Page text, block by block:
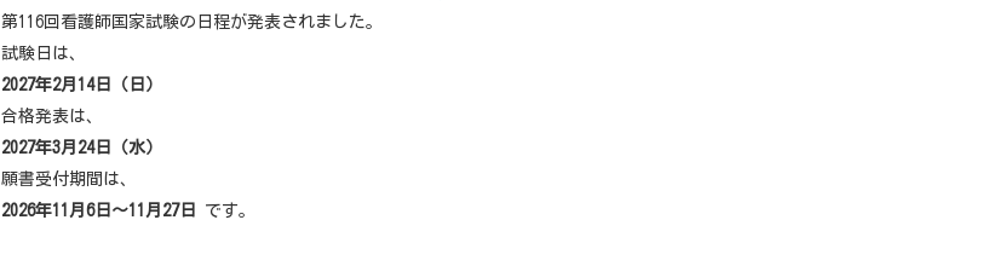
第116回看護師国家試験の日程が発表されました。
試験日は、
2027年2月14日（日）
合格発表は、
2027年3月24日（水）
願書受付期間は、
2026年11月6日〜11月27日
です。